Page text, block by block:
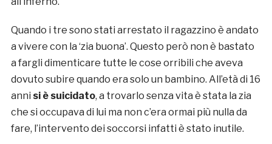
Quando i tre sono stati arrestato il ragazzino è andato
a vivere con la ‘zia buona’. Questo però non è bastato
a fargli dimenticare tutte le cose orribili che aveva
dovuto subire quando era solo un bambino. All’età di 16
anni si è suicidato, a trovarlo senza vita è stata la zia
che si occupava di lui ma non c’era ormai più nulla da
fare, l’intervento dei soccorsi infatti è stato inutile.